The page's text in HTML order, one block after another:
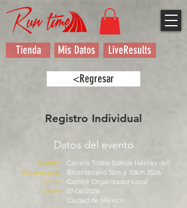
Tienda Mis Datos LiveResults
<Regresar
Registro Individual
Datos del evento
Evento:
Organizador:
Fecha:
Sede:
Carrera Todos Somos Héroes del
Bicentenario 5km y 10km 2026
Comité Organizador Local
07/06/2026
Ciudad de México